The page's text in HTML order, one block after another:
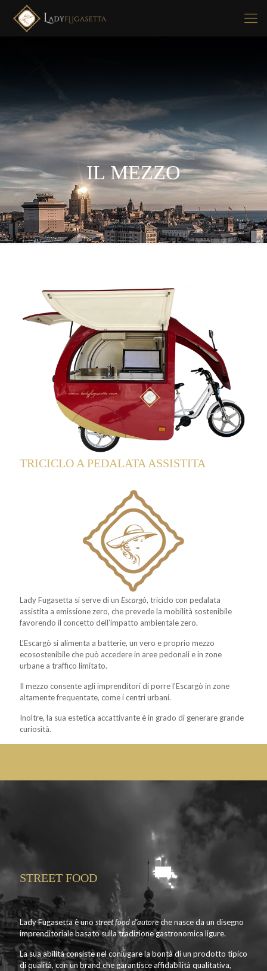
IL MEZZO
TRICICLO A PEDALATA ASSISTITA
Lady Fugasetta si serve di un Escargò, triciclo con pedalata
assistita a emissione zero, che prevede la mobilità sostenibile
favorendo il concetto dell’impatto ambientale zero.
L’Escargò si alimenta a batterie, un vero e proprio mezzo
ecosostenibile che può accedere in aree pedonali e in zone
urbane a traffico limitato.
Il mezzo consente agli imprenditori di porre l’Escargò in zone
altamente frequentate, come i centri urbani.
Inoltre, la sua estetica accattivante è in grado di generare grande
curiosità.
STREET FOOD
Lady Fugasetta è unostreet food d’autoreche nasce da un disegno
imprenditoriale basato sulla tradizione gastronomica ligure.
La sua abilità consiste nel coniugare la bontà di un prodotto tipico
di qualità, con un brand che garantisce affidabilità qualitativa,